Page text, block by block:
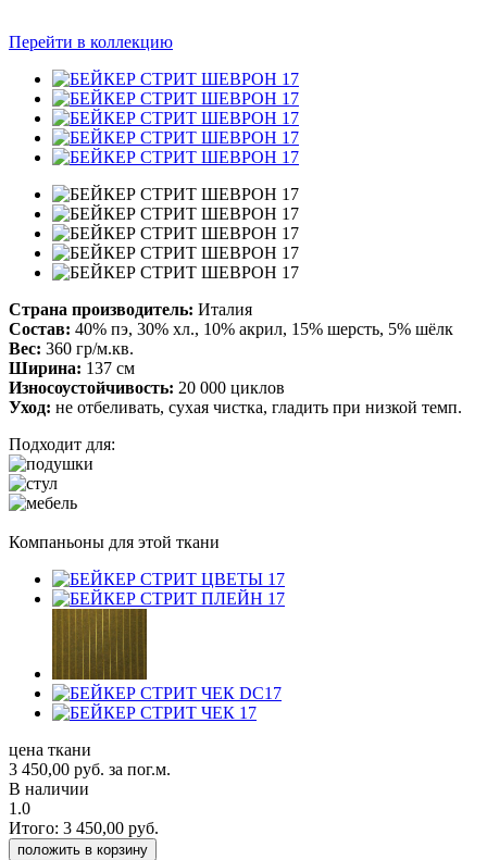
Перейти в коллекцию
Страна производитель: Италия
Состав: 40% пэ, 30% хл., 10% акрил, 15% шерсть, 5% шёлк
Вес: 360 гр/м.кв.
Ширина: 137 см
Износоустойчивость: 20 000 циклов
Уход: не отбеливать, сухая чистка, гладить при низкой темп.
Подходит для:
Компаньоны для этой ткани
цена ткани
3 450,00 руб. за пог.м.
В наличии
1.0
Итого: 3 450,00 руб.
положить в корзину